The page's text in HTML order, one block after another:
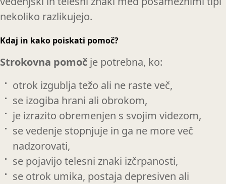
nekoliko razlikujejo.
Kdaj in kako poiskati pomoč?
Strokovna pomoč je potrebna, ko:
otrok izgublja težo ali ne raste več,
se izogiba hrani ali obrokom,
je izrazito obremenjen s svojim videzom,
se vedenje stopnjuje in ga ne more več
nadzorovati,
se pojavijo telesni znaki izčrpanosti,
se otrok umika, postaja depresiven ali